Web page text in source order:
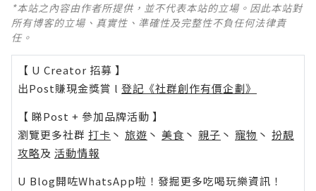
*本站之內容由作者所提供，並不代表本站的立場。因此本站對
所有博客的立場、真實性、準確性及完整性不負任何法律責
任。
【 U Creator 招募 】
出Post賺現金獎賞 l 登記《社群創作有價企劃》
【 睇Post + 參加品牌活動 】
瀏覽更多社群 打卡 丶 旅遊 丶 美食 丶 親子 丶 寵物 丶 扮靚
攻略及 活動情報
U Blog開咗WhatsApp啦！發掘更多吃喝玩樂資訊！